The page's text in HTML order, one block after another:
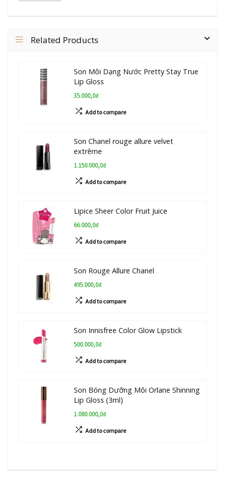
Related Products
Son Môi Dạng Nước Pretty Stay True
Lip Gloss
35.000,0₫
Add to compare
Son Chanel rouge allure velvet
extrême
1.150.000,0₫
Add to compare
Lipice Sheer Color Fruit Juice
66.000,0₫
Add to compare
Son Rouge Allure Chanel
495.000,0₫
Add to compare
Son Innisfree Color Glow Lipstick
500.000,0₫
Add to compare
Son Bóng Dưỡng Môi Orlane Shinning
Lip Gloss (3ml)
1.080.000,0₫
Add to compare